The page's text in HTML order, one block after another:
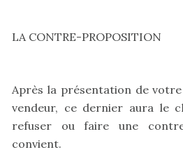
LA CONTRE-PROPOSITION
Après la présentation de
vendeur, ce dernier aura le
refuser ou faire une
convient.